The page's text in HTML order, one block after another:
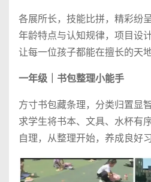
各展所长，技能比拼，精彩纷
年龄特点与认知规律，项目设
让每一位孩子都能在擅长的天
一年级｜书包整理小能手
方寸书包藏条理，分类归置显
求学生将书本、文具、水杯有
自理，从整理开始，养成良好习